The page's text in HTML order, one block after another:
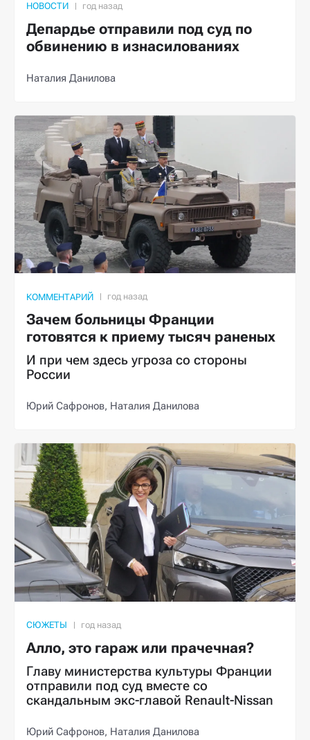
НОВОСТИ
Депардье отправили под суд по
обвинению в изнасилованиях
Наталия Данилова
КОММЕНТАРИЙ
Зачем больницы Франции
готовятся к приему тысяч раненых
И при чем здесь угроза со стороны
России
Юрий Сафронов, Наталия Данилова
СЮЖЕТЫ
Алло, это гараж или прачечная?
Главу министерства культуры Франции
отправили под суд вместе со
скандальным экс-главой Renault-Nissan
Юрий Сафронов, Наталия Данилова